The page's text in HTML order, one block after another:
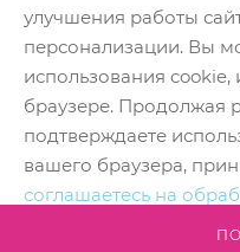
улучшения работы
персонализации. Вы
использования
браузере. Продолжая
подтверждаете
вашего браузера,
соглашаетесь на